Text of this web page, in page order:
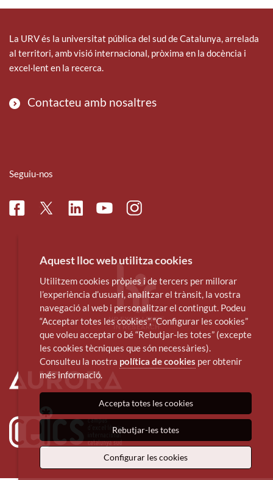
La URV és la universitat pública del sud de Catalunya, arrelada
al territori, amb visió internacional, pròxima en la docència i
excel·lent en la recerca.
Contacteu amb nosaltres
Seguiu-nos
FacebookTwitterLinkedinYoutubeInstagram
Aquest lloc web utilitza cookies
Utilitzem cookies pròpies i de tercers per millorar
l’experiència d’usuari, analitzar el trànsit, la vostra
navegació al web i personalitzar el contingut. Podeu
“Acceptar totes les cookies”, “Configurar les cookies”
que voleu acceptar o bé “Rebutjar-les totes” (excepte
les cookies tècniques que són necessàries).
Consulteu la nostra política de cookies per obtenir
més informació.
Accepta totes les cookies
Rebutjar-les totes
Configurar les cookies